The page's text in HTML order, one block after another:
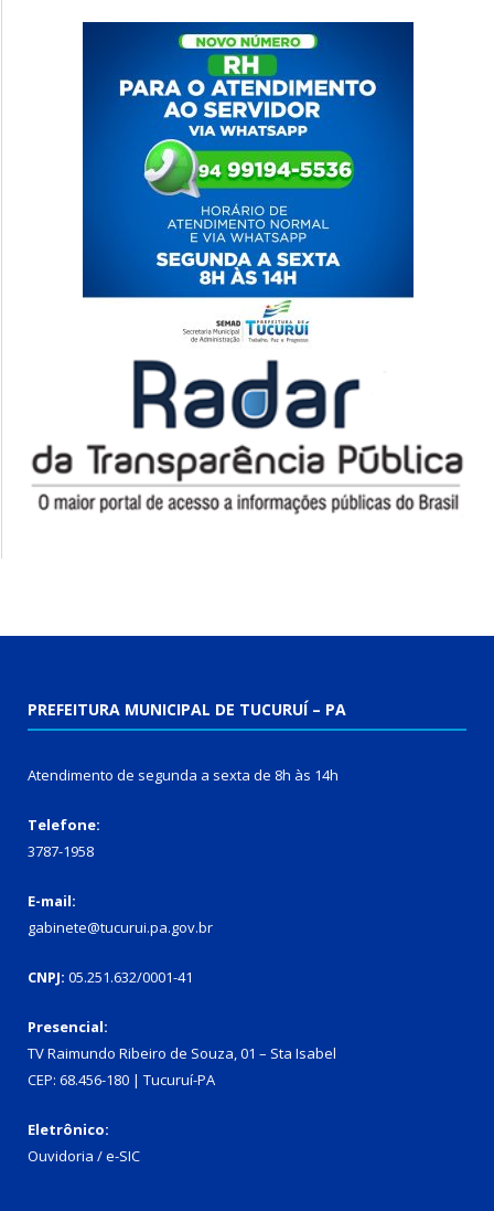
PREFEITURA MUNICIPAL DE TUCURUÍ – PA
Atendimento de segunda a sexta de 8h às 14h
Telefone:
3787-1958
E-mail:
gabinete@tucurui.pa.gov.br
CNPJ: 05.251.632/0001-41
Presencial:
TV Raimundo Ribeiro de Souza, 01 – Sta Isabel
CEP: 68.456-180 | Tucuruí-PA
Eletrônico:
Ouvidoria /e-SIC